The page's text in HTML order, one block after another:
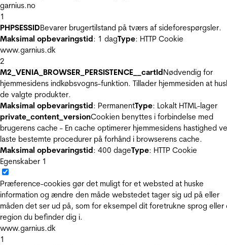
garnius.no
1
PHPSESSIDBevarer brugertilstand på tværs af sideforespørgsler.
Maksimal opbevaringstid: 1 dagType: HTTP Cookie
www.garnius.dk
2
M2_VENIA_BROWSER_PERSISTENCE__cartIdNødvendig for
hjemmesidens indkøbsvogns-funktion. Tillader hjemmesiden at
de valgte produkter.
Maksimal opbevaringstid: PermanentType: Lokalt HTML-lager
private_content_versionCookien benyttes i forbindelse med
brugerens cache - En cache optimerer hjemmesidens hastighed
laste bestemte procedurer på forhånd i browserens cache.
Maksimal opbevaringstid: 400 dageType: HTTP Cookie
Egenskaber 1
Præference-cookies gør det muligt for et websted at huske
information og ændre den måde webstedet tager sig ud på eller
måden det ser ud på, som for eksempel dit foretrukne sprog eller
region du befinder dig i.
www.garnius.dk
1